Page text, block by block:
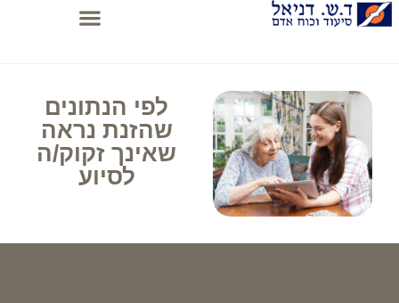
לפי הנתונים
שהזנת נראה
שאינך זקוק/ה
לסיוע